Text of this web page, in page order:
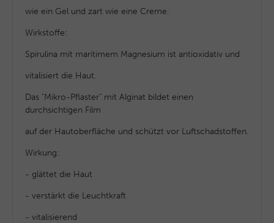
wie ein Gel und zart wie eine Creme.
Wirkstoffe:
Spirulina mit maritimem Magnesium ist antioxidativ und
vitalisiert die Haut.
Das "Mikro-Pflaster" mit Alginat bildet einen
durchsichtigen Film
auf der Hautoberfläche und schützt vor Luftschadstoffen.
Wirkung:
- glättet die Haut
- verstärkt die Leuchtkraft
- vitalisierend